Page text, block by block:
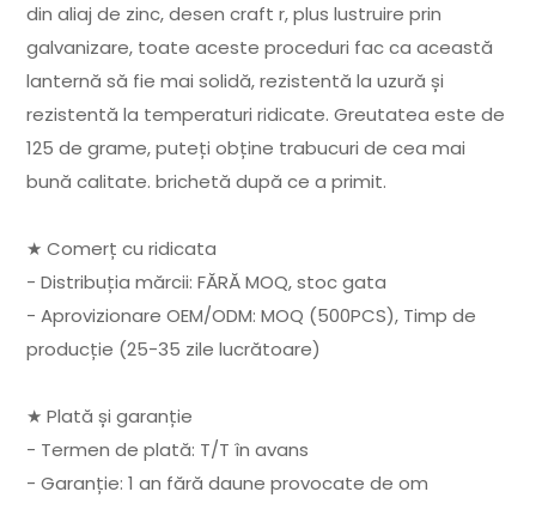
din aliaj de zinc, desen craft r, plus lustruire prin
galvanizare, toate aceste proceduri fac ca această
lanternă să fie mai solidă, rezistentă la uzură și
rezistentă la temperaturi ridicate. Greutatea este de
125 de grame, puteți obține trabucuri de cea mai
bună calitate. brichetă după ce a primit.
★ Comerț cu ridicata
- Distribuția mărcii: FĂRĂ MOQ, stoc gata
- Aprovizionare OEM/ODM: MOQ (500PCS), Timp de
producție (25-35 zile lucrătoare)
★ Plată și garanție
- Termen de plată: T/T în avans
- Garanție: 1 an fără daune provocate de om